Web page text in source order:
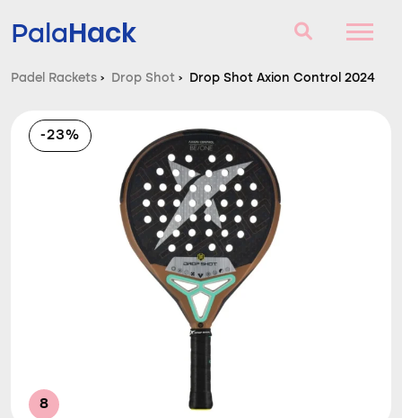
PalaHack
Vragen en antwoorden
Vergelijker
Padel Rackets › Drop Shot › Drop Shot Axion Control 2024
-23%
8